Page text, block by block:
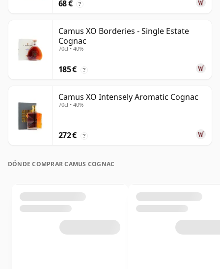
68 € ?
Camus XO Borderies - Single Estate
Cognac
70cl • 40%
185 € ?
Camus XO Intensely Aromatic Cognac
70cl • 40%
272 € ?
DÓNDE COMPRAR CAMUS COGNAC